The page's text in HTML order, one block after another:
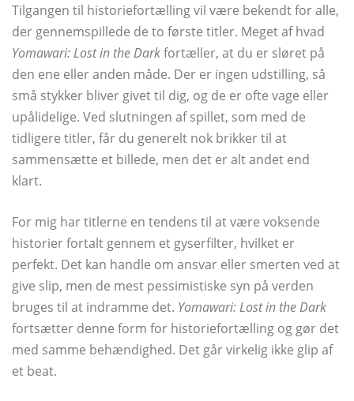
Tilgangen til historiefortælling vil være bekendt for alle,
der gennemspillede de to første titler. Meget af hvad
Yomawari: Lost in the Darkfortæller, at du er sløret på
den ene eller anden måde. Der er ingen udstilling, så
små stykker bliver givet til dig, og de er ofte vage eller
upålidelige. Ved slutningen af ​​spillet, som med de
tidligere titler, får du generelt nok brikker til at
sammensætte et billede, men det er alt andet end
klart.
For mig har titlerne en tendens til at være voksende
historier fortalt gennem et gyserfilter, hvilket er
perfekt. Det kan handle om ansvar eller smerten ved at
give slip, men de mest pessimistiske syn på verden
bruges til at indramme det. Yomawari: Lost in the Dark
fortsætter denne form for historiefortælling og gør det
med samme behændighed. Det går virkelig ikke glip af
et beat.